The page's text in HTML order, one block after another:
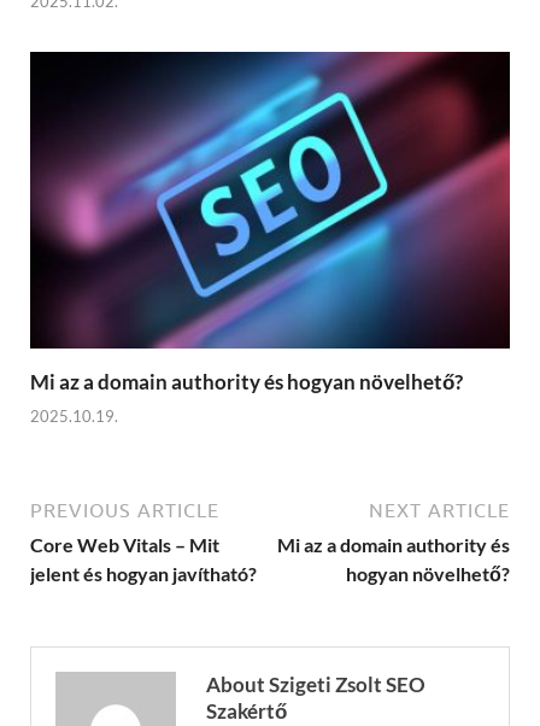
Mi az a domain authority és hogyan növelhető?
2025.10.19.
PREVIOUS ARTICLE
Core Web Vitals – Mit
jelent és hogyan javítható?
NEXT ARTICLE
Mi az a domain authority és
hogyan növelhető?
About Szigeti Zsolt SEO
Szakértő